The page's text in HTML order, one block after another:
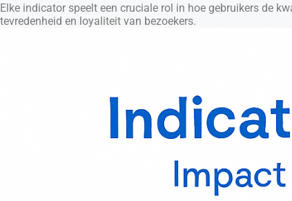
Elke indicator speelt een cruciale rol in hoe gebruikers de
tevredenheid en loyaliteit van bezoekers.